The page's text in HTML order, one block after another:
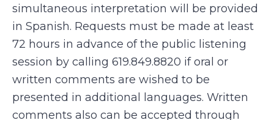
simultaneous interpretation will be provided
in Spanish. Requests must be made at least
72 hours in advance of the public listening
session by calling 619.849.8820 if oral or
written comments are wished to be
presented in additional languages. Written
comments also can be accepted through